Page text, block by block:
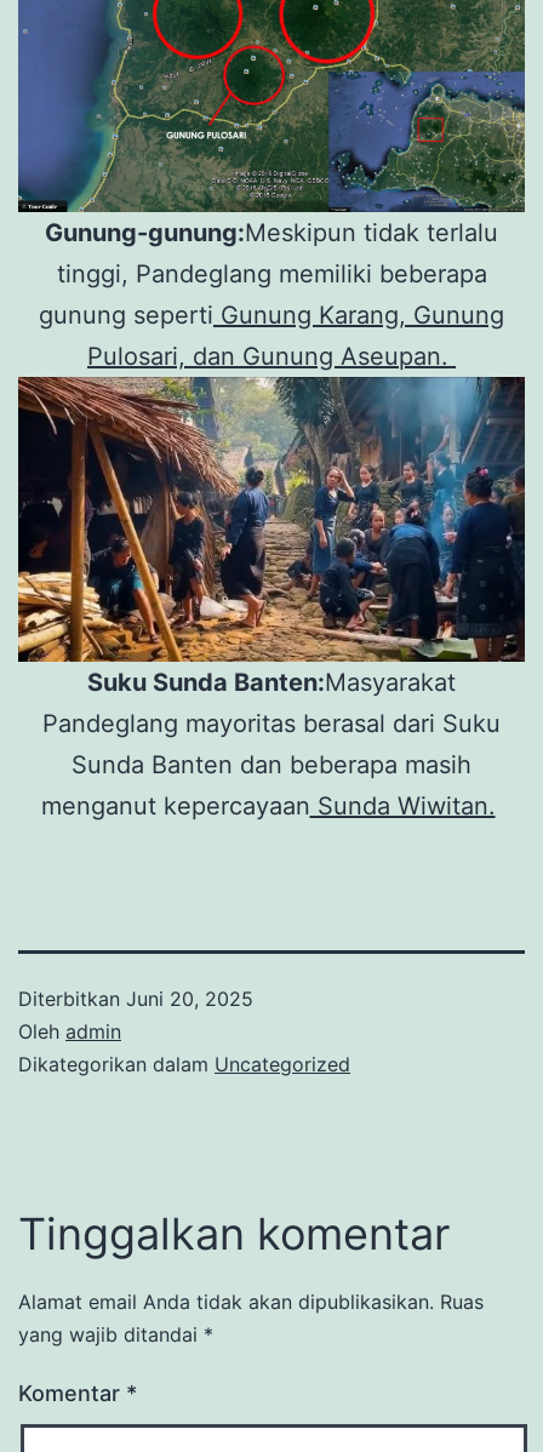
Gunung-gunung:Meskipun tidak terlalu
tinggi, Pandeglang memiliki beberapa
gunung seperti Gunung Karang, Gunung
Pulosari, dan Gunung Aseupan.
Suku Sunda Banten:Masyarakat
Pandeglang mayoritas berasal dari Suku
Sunda Banten dan beberapa masih
menganut kepercayaan Sunda Wiwitan.
Diterbitkan Juni 20, 2025
Oleh admin
Dikategorikan dalam Uncategorized
Tinggalkan komentar
Alamat email Anda tidak akan dipublikasikan. Ruas
yang wajib ditandai *
Komentar *